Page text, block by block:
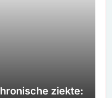
ziekte: